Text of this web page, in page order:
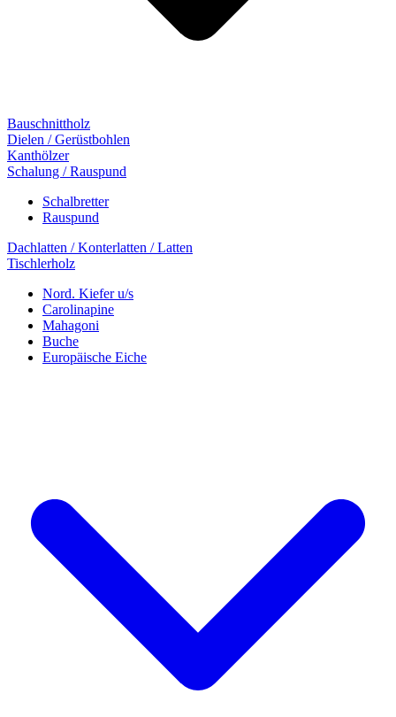
Bauschnittholz
Dielen / Gerüstbohlen
Kanthölzer
Schalung / Rauspund
Schalbretter
Rauspund
Dachlatten / Konterlatten / Latten
Tischlerholz
Nord. Kiefer u/s
Carolinapine
Mahagoni
Buche
Europäische Eiche